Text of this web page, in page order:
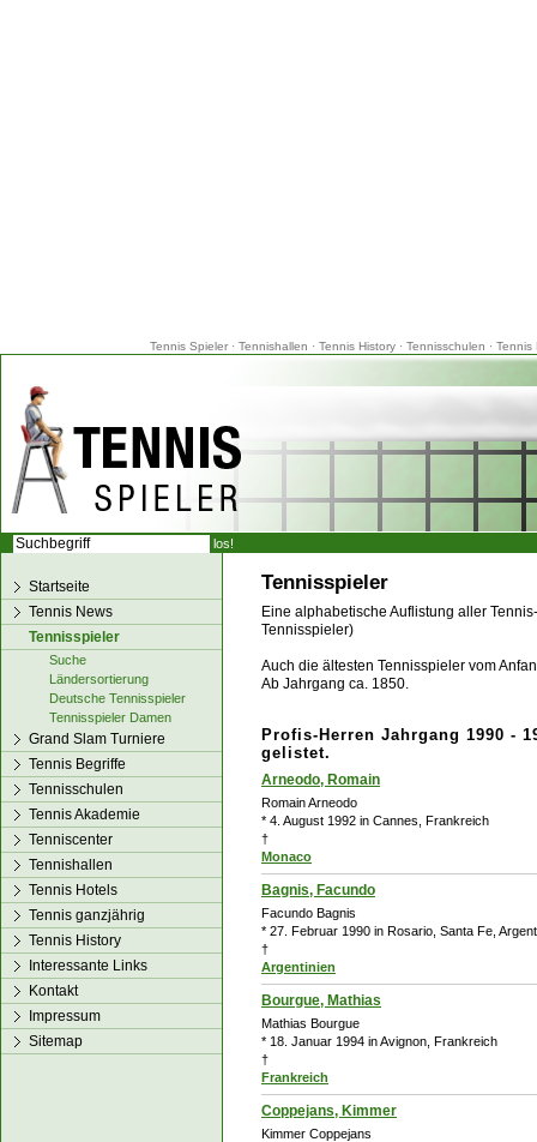
Tennis Spieler· Tennishallen · Tennis History· Tennisschulen · Tennis
Tennisspieler
Eine alphabetische Auflistung aller
Tennisspieler)
Auch die ältesten Tennisspieler vom
Ab Jahrgang ca. 1850.
Profis-Herren Jahrgang 1990 -
gelistet.
Arneodo, Romain
Romain Arneodo
* 4. August 1992 in Cannes, Frankreich
†
Monaco
Bagnis, Facundo
Facundo Bagnis
* 27. Februar 1990 in Rosario, Santa Fe,
†
Argentinien
Bourgue, Mathias
Mathias Bourgue
* 18. Januar 1994 in Avignon, Frankreich
†
Frankreich
Coppejans, Kimmer
Kimmer Coppejans
Startseite
Tennis News
Tennisspieler
Suche
Ländersortierung
Deutsche Tennisspieler
Tennisspieler Damen
Grand Slam Turniere
Tennis Begriffe
Tennisschulen
Tennis Akademie
Tenniscenter
Tennishallen
Tennis Hotels
Tennis ganzjährig
Tennis History
Interessante Links
Kontakt
Impressum
Sitemap
los!